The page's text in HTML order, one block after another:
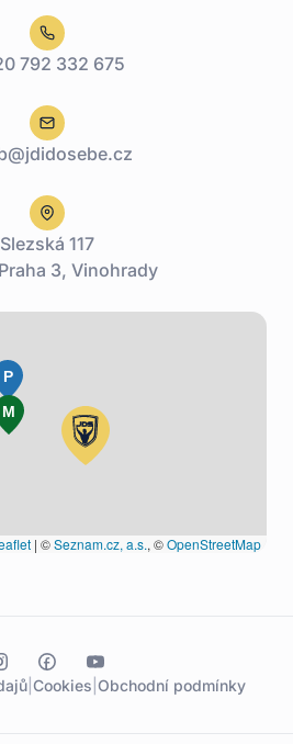
792 332 675
Slezská 117
3, Vinohrady
M
P
| ©Seznam.cz, a.s., ©OpenStreetMap
| Cookies Obchodní podmínky